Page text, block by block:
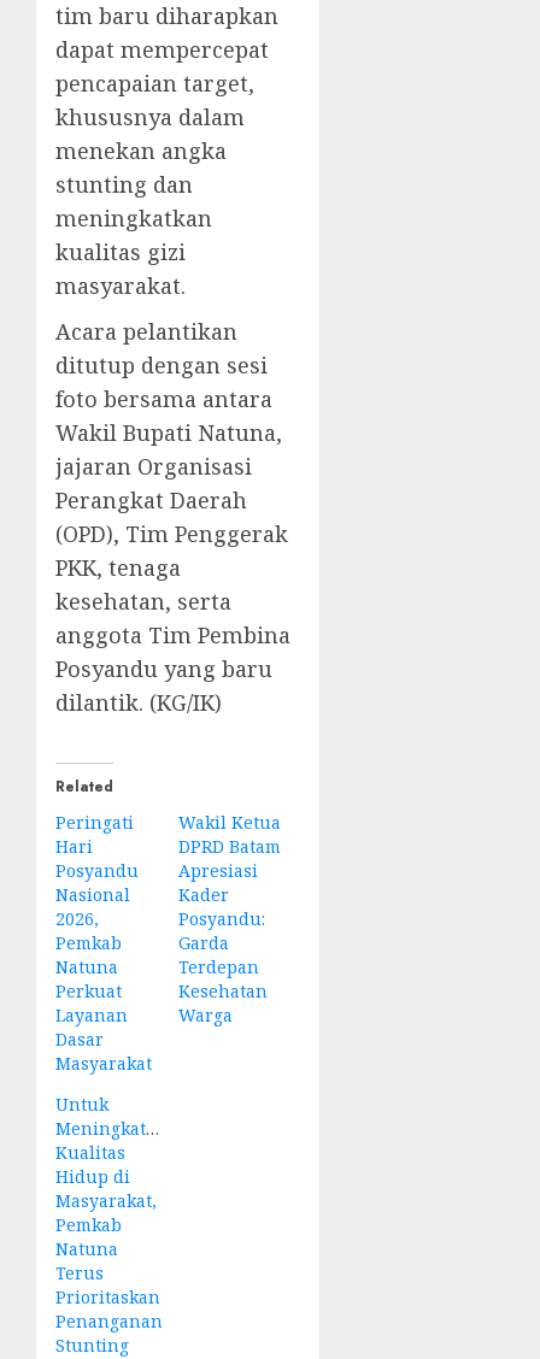
tim baru diharapkan
dapat mempercepat
pencapaian target,
khususnya dalam
menekan angka
stunting dan
meningkatkan
kualitas gizi
masyarakat.
Acara pelantikan
ditutup dengan sesi
foto bersama antara
Wakil Bupati Natuna,
jajaran Organisasi
Perangkat Daerah
(OPD), Tim Penggerak
PKK, tenaga
kesehatan, serta
anggota Tim Pembina
Posyandu yang baru
dilantik. (KG/IK)
Related
Peringati
Hari
Posyandu
Nasional
2026,
Pemkab
Natuna
Perkuat
Layanan
Dasar
Masyarakat
Wakil Ketua
DPRD Batam
Apresiasi
Kader
Posyandu:
Garda
Terdepan
Kesehatan
Warga
Untuk
Meningkatkan
Kualitas
Hidup di
Masyarakat,
Pemkab
Natuna
Terus
Prioritaskan
Penanganan
Stunting